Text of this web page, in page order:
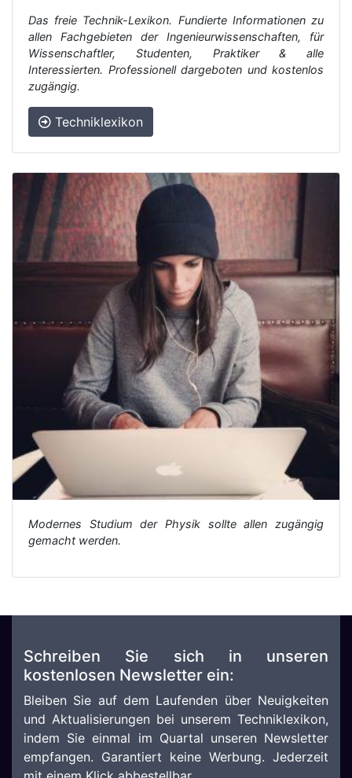
Das freie Technik-Lexikon. Fundierte Informationen zu
allen Fachgebieten der Ingenieurwissenschaften, für
Wissenschaftler, Studenten, Praktiker & alle
Interessierten. Professionell dargeboten und kostenlos
zugängig.
Techniklexikon
Modernes Studium der Physik sollte allen zugängig
gemacht werden.
Schreiben Sie sich in unseren
kostenlosen Newsletter ein:
Bleiben Sie auf dem Laufenden über Neuigkeiten
und Aktualisierungen bei unserem Techniklexikon,
indem Sie einmal im Quartal unseren Newsletter
empfangen. Garantiert keine Werbung. Jederzeit